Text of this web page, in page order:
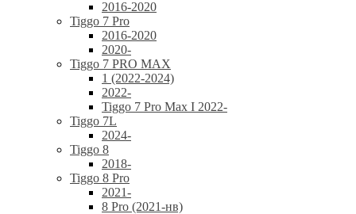
2016-2020
Tiggo 7 Pro
2016-2020
2020-
Tiggo 7 PRO MAX
1 (2022-2024)
2022-
Tiggo 7 Pro Max I 2022-
Tiggo 7L
2024-
Tiggo 8
2018-
Tiggo 8 Pro
2021-
8 Pro (2021-нв)